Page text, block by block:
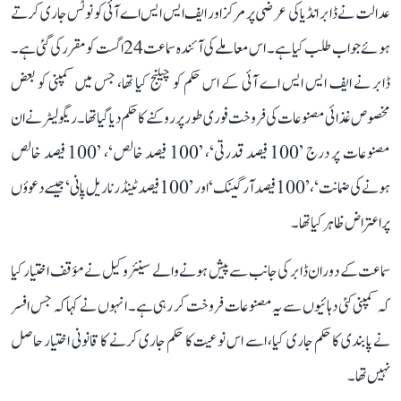
عدالت نے ڈابر انڈیا کی عرضی پر مرکز اور ایف ایس ایس اے آئی کو نوٹس جاری کرتے
ہوئے جواب طلب کیا ہے۔ اس معاملے کی آئندہ سماعت 24 اگست کو مقرر کی گئی ہے۔
ڈابر نے ایف ایس ایس اے آئی کے اس حکم کو چیلنج کیا تھا، جس میں کمپنی کو بعض
مخصوص غذائی مصنوعات کی فروخت فوری طور پر روکنے کا حکم دیا گیا تھا۔ ریگولیٹر نے ان
مصنوعات پر درج ’100 فیصد قدرتی‘، ’100 فیصد خالص‘، ’100 فیصد خالص
ہونے کی ضمانت‘، ’100 فیصد آرگینک‘ اور ’100 فیصد ٹینڈر ناریل پانی‘ جیسے دعوؤں
پر اعتراض ظاہر کیا تھا۔
سماعت کے دوران ڈابر کی جانب سے پیش ہونے والے سینئر وکیل نے مؤقف اختیار کیا
کہ کمپنی کئی دہائیوں سے یہ مصنوعات فروخت کر رہی ہے۔ انہوں نے کہا کہ جس افسر
نے پابندی کا حکم جاری کیا، اسے اس نوعیت کا حکم جاری کرنے کا قانونی اختیار حاصل
نہیں تھا۔